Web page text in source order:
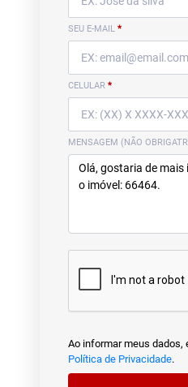
SEU E-MAIL *
CELULAR *
MENSAGEM (NÃO
Ao informar meus dados,
Política de Privacidade.